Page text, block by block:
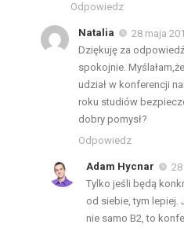
Odpowiedz
Natalia
28 maja
Dziękuję za
spokojnie.
udział w konferencji
roku studiów
dobry pomysł?
Odpowiedz
Adam Hycnar
Tylko jeśli będą
od siebie, tym lepiej.
nie samo B2, to